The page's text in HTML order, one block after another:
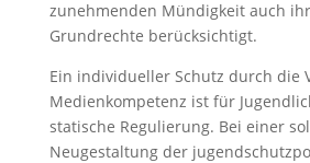
zunehmenden Mündigkeit auch
Grundrechte berücksichtigt.
Ein individueller Schutz durch die
Medienkompetenz ist für
statische Regulierung. Bei einer
Neugestaltung der